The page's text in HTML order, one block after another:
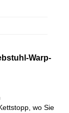
Warp-
wo Sie